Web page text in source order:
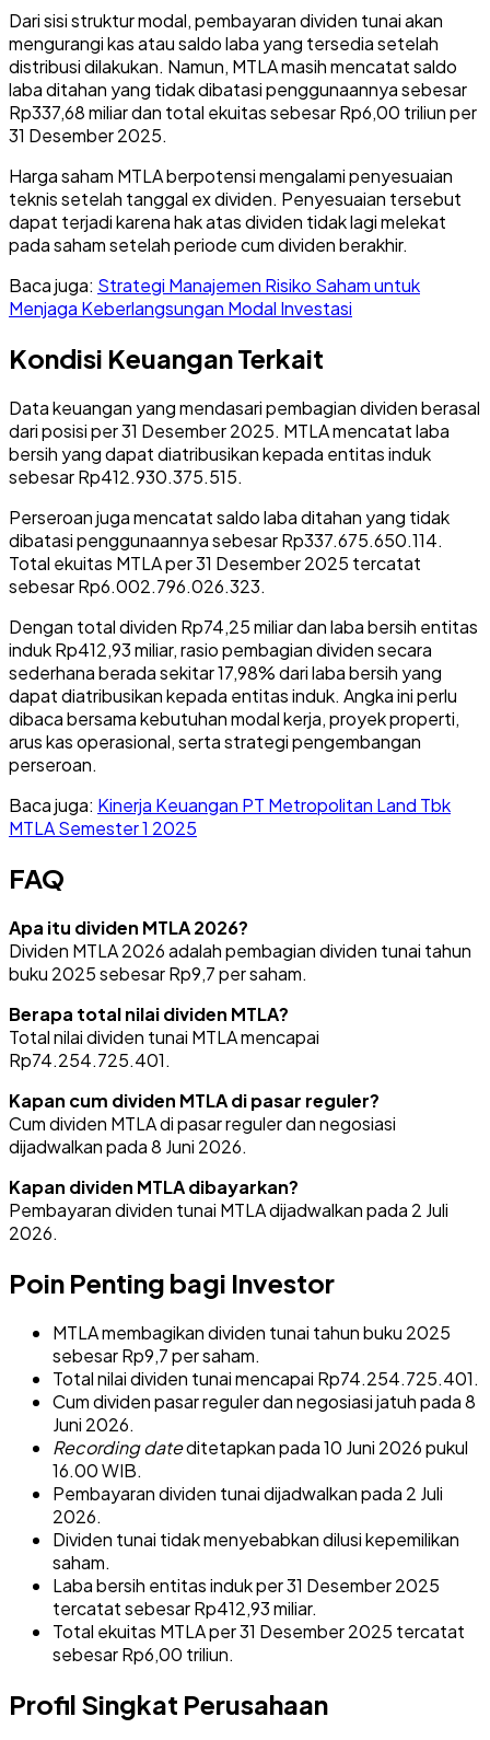
Dari sisi struktur modal, pembayaran dividen tunai akan
mengurangi kas atau saldo laba yang tersedia setelah
distribusi dilakukan. Namun, MTLA masih mencatat saldo
laba ditahan yang tidak dibatasi penggunaannya sebesar
Rp337,68 miliar dan total ekuitas sebesar Rp6,00 triliun per
31 Desember 2025.
Harga saham MTLA berpotensi mengalami penyesuaian
teknis setelah tanggal ex dividen. Penyesuaian tersebut
dapat terjadi karena hak atas dividen tidak lagi melekat
pada saham setelah periode cum dividen berakhir.
Baca juga: Strategi Manajemen Risiko Saham untuk
Menjaga Keberlangsungan Modal Investasi
Kondisi Keuangan Terkait
Data keuangan yang mendasari pembagian dividen berasal
dari posisi per 31 Desember 2025. MTLA mencatat laba
bersih yang dapat diatribusikan kepada entitas induk
sebesar Rp412.930.375.515.
Perseroan juga mencatat saldo laba ditahan yang tidak
dibatasi penggunaannya sebesar Rp337.675.650.114.
Total ekuitas MTLA per 31 Desember 2025 tercatat
sebesar Rp6.002.796.026.323.
Dengan total dividen Rp74,25 miliar dan laba bersih entitas
induk Rp412,93 miliar, rasio pembagian dividen secara
sederhana berada sekitar 17,98% dari laba bersih yang
dapat diatribusikan kepada entitas induk. Angka ini perlu
dibaca bersama kebutuhan modal kerja, proyek properti,
arus kas operasional, serta strategi pengembangan
perseroan.
Baca juga: Kinerja Keuangan PT Metropolitan Land Tbk
MTLA Semester 1 2025
FAQ
Apa itu dividen MTLA 2026?
Dividen MTLA 2026 adalah pembagian dividen tunai tahun
buku 2025 sebesar Rp9,7 per saham.
Berapa total nilai dividen MTLA?
Total nilai dividen tunai MTLA mencapai
Rp74.254.725.401.
Kapan cum dividen MTLA di pasar reguler?
Cum dividen MTLA di pasar reguler dan negosiasi
dijadwalkan pada 8 Juni 2026.
Kapan dividen MTLA dibayarkan?
Pembayaran dividen tunai MTLA dijadwalkan pada 2 Juli
2026.
Poin Penting bagi Investor
MTLA membagikan dividen tunai tahun buku 2025
sebesar Rp9,7 per saham.
Total nilai dividen tunai mencapai Rp74.254.725.401.
Cum dividen pasar reguler dan negosiasi jatuh pada 8
Juni 2026.
Recording dateditetapkan pada 10 Juni 2026 pukul
16.00 WIB.
Pembayaran dividen tunai dijadwalkan pada 2 Juli
2026.
Dividen tunai tidak menyebabkan dilusi kepemilikan
saham.
Laba bersih entitas induk per 31 Desember 2025
tercatat sebesar Rp412,93 miliar.
Total ekuitas MTLA per 31 Desember 2025 tercatat
sebesar Rp6,00 triliun.
Profil Singkat Perusahaan